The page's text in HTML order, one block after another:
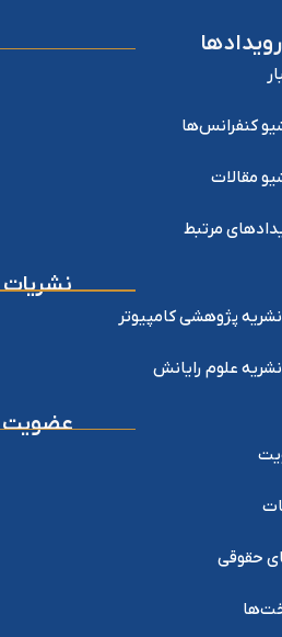
رویدادها
کنفرانس‌ها
مقالات
مرتبط
نشریات
نشریه پژوهشی کامپیوتر
نشریه علوم رایانش
عضویت
حقوقی